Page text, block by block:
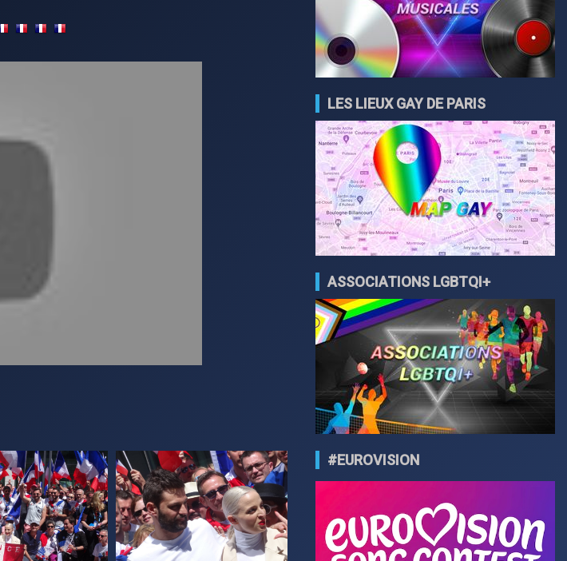
LES LIEUX GAY DE PARIS
ASSOCIATIONS LGBTQI+
#EUROVISION